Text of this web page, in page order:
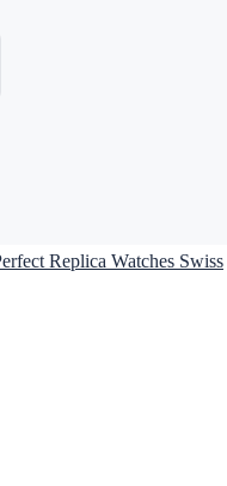
Replica Watches Swiss